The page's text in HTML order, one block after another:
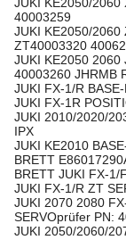
40003259
JUKI KE2050/2060
ZT40003320
JUKI KE2050 2060
40003260 JHRMB
JUKI FX-1/R
JUKI FX-1R
JUKI 2010/2020/
IPX
JUKI KE2010
BRETT
BRETT JUKI FX-1/
JUKI FX-1/R ZT
JUKI 2070 2080
SERVOprüfer PN:
JUKI 2050/2060/